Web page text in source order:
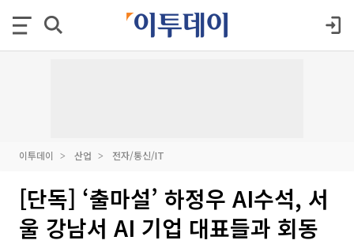
이투데이 산업 전자/통신/IT
[단독] ‘출마설’ 하정우 AI수석, 서
울 강남서 AI 기업 대표들과 회동